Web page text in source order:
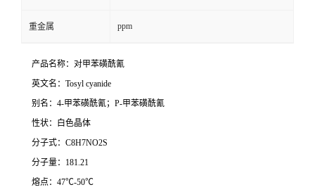
重金属 ppm
产品名称：对甲苯磺酰氰
英文名：Tosyl cyanide
别名：4-甲苯磺酰氰；P-甲苯磺酰氰
性状：白色晶体
分子式：C8H7NO2S
分子量：181.21
熔点：47℃-50℃